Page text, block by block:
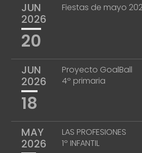
JUN
2026
20
Fiestas de mayo
JUN
2026
18
Proyecto GoalBall
4º primaria
MAY
2026
LAS PROFESIONES
1º INFANTIL